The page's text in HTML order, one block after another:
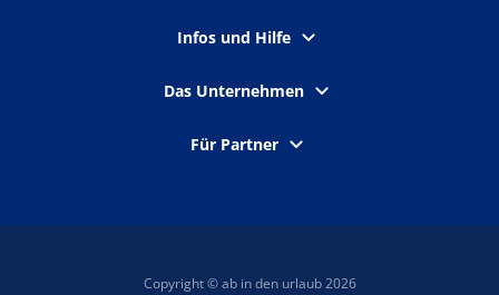
Infos und Hilfe
Das Unternehmen
Für Partner
Copyright © ab in den urlaub 2026